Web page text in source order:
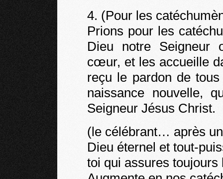
4. (Pour les
Prions pour les
Dieu notre Seigneur
cœur, et les accueille
reçu le pardon de
naissance nouvelle,
Seigneur Jésus Christ.
(le célébrant… après
Dieu éternel et tout-
toi qui assures